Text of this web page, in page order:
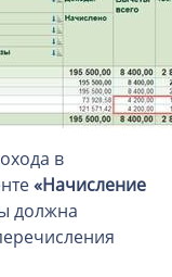
в
«Начисление
должна